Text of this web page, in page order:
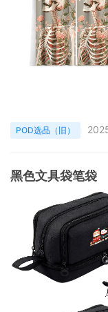
POD选品（旧）
黑色文具袋笔袋